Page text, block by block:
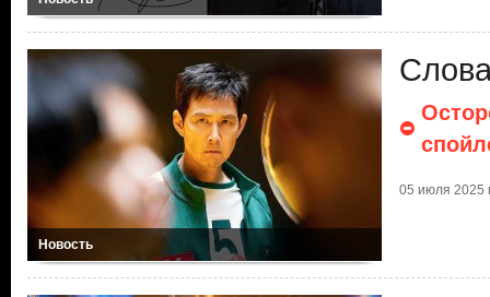
Новость
05 июля 2025